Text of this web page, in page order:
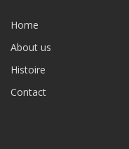
Home
About us
Histoire
Contact